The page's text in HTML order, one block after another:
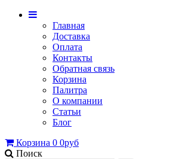
Главная
Доставка
Оплата
Контакты
Обратная связь
Корзина
Палитра
О компании
Статьи
Блог
Корзина 0 0руб
Поиск